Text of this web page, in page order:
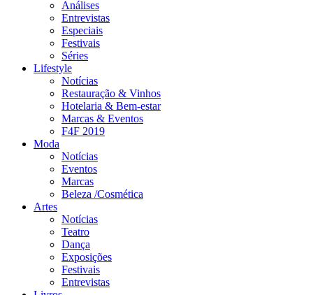
Análises
Entrevistas
Especiais
Festivais
Séries
Lifestyle
Notícias
Restauração & Vinhos
Hotelaria & Bem-estar
Marcas & Eventos
F4F 2019
Moda
Notícias
Eventos
Marcas
Beleza /Cosmética
Artes
Notícias
Teatro
Dança
Exposições
Festivais
Entrevistas